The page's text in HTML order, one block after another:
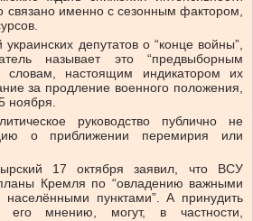
связано именно с сезонным фактором,
украинских депутатов о “конце войны”,
называет это “предвыборным
словам, настоящим индикатором их
за продление военного положения,
ноября.
руководство публично не
о приближении перемирия или
17 октября заявил, что ВСУ
Кремля по “овладению важными
пунктами”. А принудить
мнению, могут, в частности,